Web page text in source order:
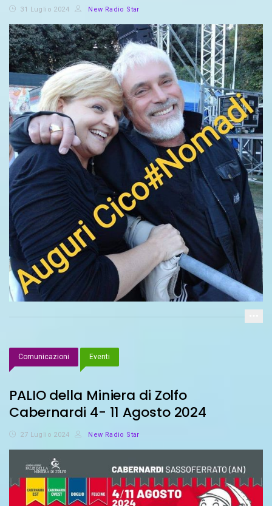
31 Luglio 2024 New Radio Star
Comunicazioni Eventi
PALIO della Miniera di Zolfo
Cabernardi 4- 11 Agosto 2024
27 Luglio 2024 New Radio Star